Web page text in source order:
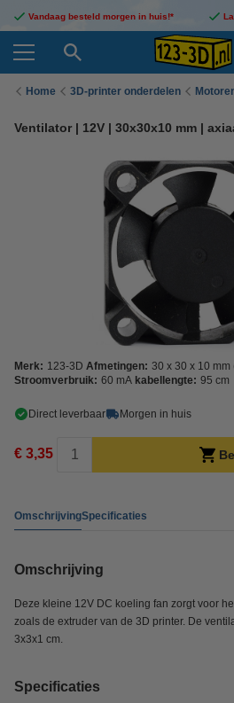
Vandaag besteld morgen in huis!*
Home 3D-printer onderdelen
Ventilator | 12V | 30x30x10 mm |
Merk: 123-3D Afmetingen: 30 x 30 x 10 mm
Stroomverbruik: 60 mA kabellengte: 95 cm
Direct leverbaar Morgen in huis
€ 3,35
OmschrijvingSpecificaties
Omschrijving
Deze kleine 12V DC koeling fan zorgt voor
zoals de extruder van de 3D printer. De
3x3x1 cm.
Specificaties